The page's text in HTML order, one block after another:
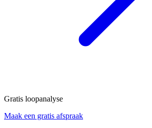
Gratis loopanalyse
Maak een gratis afspraak